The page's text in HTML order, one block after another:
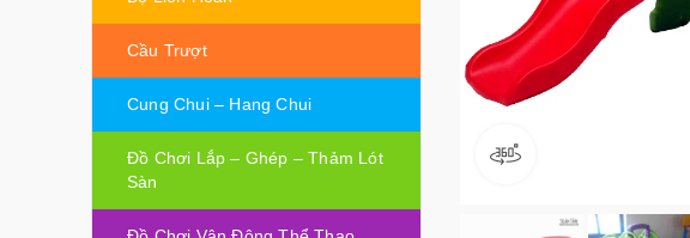
Cầu Trượt
Cung Chui – Hang Chui
Đồ Chơi Lắp – Ghép – Thảm Lót
Sàn